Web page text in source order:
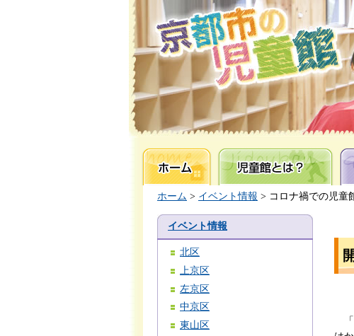
ホーム 児童館とは？ 学
ホーム > イベント情報 > コロナ禍での児童
イベント情報
北区
上京区
左京区
中京区
東山区